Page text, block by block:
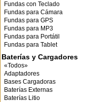
Fundas con Teclado
Fundas para Cámara
Fundas para GPS
Fundas para MP3
Fundas para Portátil
Fundas para Tablet
Baterías y Cargadores
«Todos»
Adaptadores
Bases Cargadoras
Baterías Externas
Baterías Litio